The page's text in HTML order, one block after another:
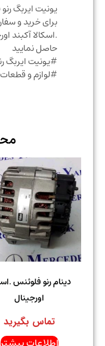
یونیت ایربگ رنو
برای خرید و سفارش
.اسکالا آکبند
حاصل نمایید
#یونیت ایربگ رنو
#لوازم و قطعات
دینام رنو فلوئنس .اسکالا
اورجینال
تماس بگیرید